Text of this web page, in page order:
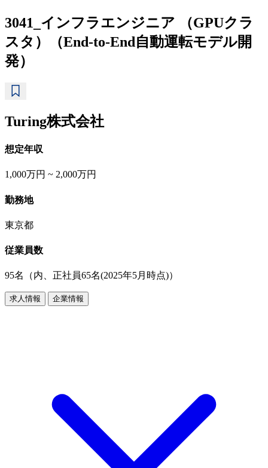
3041_インフラエンジニア （GPUクラ
スタ）（End-to-End自動運転モデル開
発）
Turing株式会社
想定年収
1,000万円 ~ 2,000万円
勤務地
東京都
従業員数
95名（内、正社員65名(2025年5月時点)）
求人情報 企業情報